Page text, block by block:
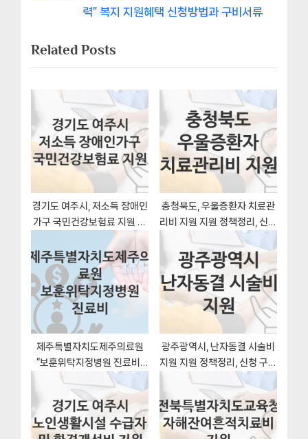
게
이
o
u
s
t
t
P
t
:
력” 복지 지원혜택 신청방법과 구비서류
Related Posts
경기도 여주시, 저소득 장애인
가구 국민건강보험료 지원 지
원 정책, 신청 방법과 자격조건
충청북도, 우울증환자 치료관
리비 지원 지원 정책정리, 신청
방법과 자격조건
제주특별자치도제주의료원
“보훈위탁지정병원 진료비”
복지 지원혜택 신청방법과 구
비서류
광주광역시, 난자동결 시술비
지원 지원 정책정리, 신청 구비
서류와 일정